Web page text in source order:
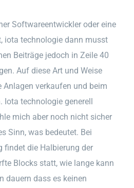
Softwareentwickler oder eine
iota technologie dann musst
Beiträge jedoch in Zeile 40
Auf diese Art und Weise
Anlagen verkaufen und beim
Iota technologie generell
mich aber noch nicht sicher
Sinn, was bedeutet. Bei
findet die Halbierung der
Blocks statt, wie lange kann
dauern dass es keinen